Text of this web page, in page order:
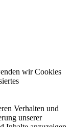
wir Cookies
Verhalten und
unserer